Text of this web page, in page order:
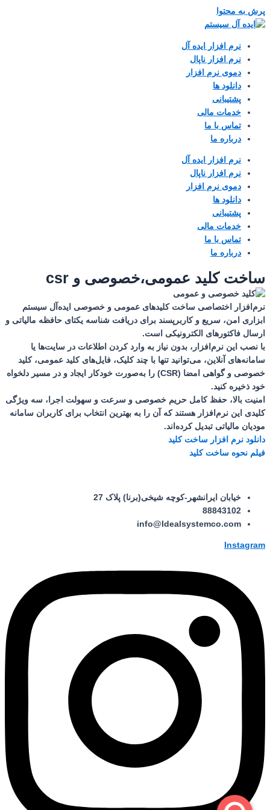
پرش به محتوا
نرم افزار ایده آل
نرم افزار ناپال
دموی نرم افزار
دانلود ها
پشتیبانی
خدمات مالی
تماس با ما
درباره ما
نرم افزار ایده آل
نرم افزار ناپال
دموی نرم افزار
دانلود ها
پشتیبانی
خدمات مالی
تماس با ما
درباره ما
ساخت کلید عمومی،خصوصی و csr
نرم‌افزار اختصاصی ساخت کلیدهای عمومی و خصوصی ایده‌آل سیستم
ابزاری امن، سریع و کاربرپسند برای دریافت شناسه یکتای حافظه مالیاتی و
ارسال فاکتورهای الکترونیکی است.
با نصب این نرم‌افزار، بدون نیاز به وارد کردن اطلاعات در سایت‌ها یا
سامانه‌های آنلاین، می‌توانید تنها با چند کلیک، فایل‌های کلید عمومی، کلید
خصوصی و گواهی امضا (CSR) را به‌صورت خودکار ایجاد و در مسیر دلخواه
خود ذخیره کنید.
امنیت بالا، حفظ کامل حریم خصوصی و سرعت و سهولت اجرا، سه ویژگی
کلیدی این نرم‌افزار هستند که آن را به بهترین انتخاب برای کاربران سامانه
مودیان مالیاتی تبدیل کرده‌اند.
دانلود نرم افزار ساخت کلید
فیلم نحوه ساخت کلید
خیابان ایرانشهر-کوچه شیخی(برنا) پلاک 27
88843102
info@Idealsystemco.com
Instagram